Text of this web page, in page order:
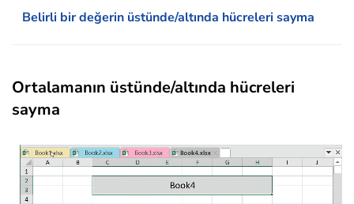
Belirli bir değerin üstünde/altında hücreleri sayma
Ortalamanın üstünde/altında hücreleri
sayma